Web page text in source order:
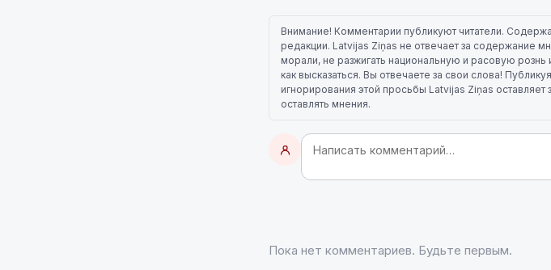
Внимание! Комментарии публикуют читатели.
редакции. Latvijas Ziņas не отвечает за содержание
морали, не разжигать национальную и расовую
как высказаться. Вы отвечаете за свои слова!
игнорирования этой просьбы Latvijas Ziņas
оставлять мнения.
Пока нет комментариев. Будьте первым.